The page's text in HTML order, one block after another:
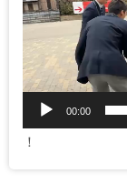
レ
ー
ヤ
00:00
！